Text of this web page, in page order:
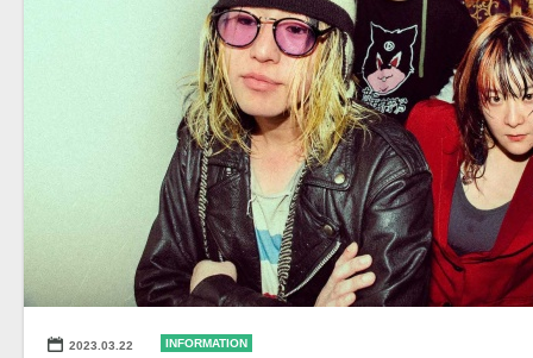
2023.03.22 INFORMATION